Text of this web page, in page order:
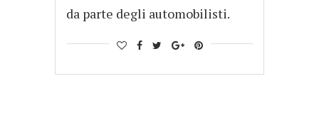
da parte degli automobilisti.